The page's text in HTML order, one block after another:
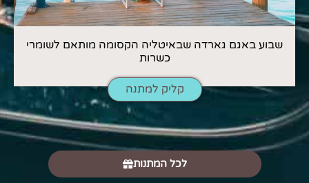
שבוע באגם גארדה שבאיטליה הקסומה מותאם לשומרי
כשרות
קליק למתנה
לכל המתנות